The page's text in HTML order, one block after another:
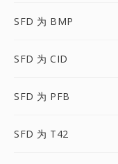
SFD 为 BMP
SFD 为 CID
SFD 为 PFB
SFD 为 T42